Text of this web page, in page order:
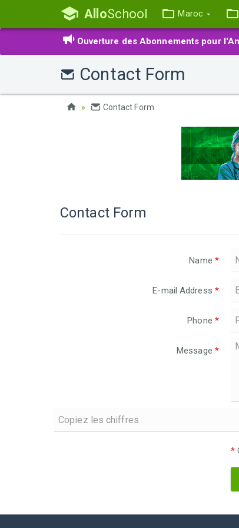
AlloSchool Maroc
Ouverture des Abonnements pour
Contact Form
Contact Form
Contact Form
Name *
E-mail Address *
Phone *
Message *
*